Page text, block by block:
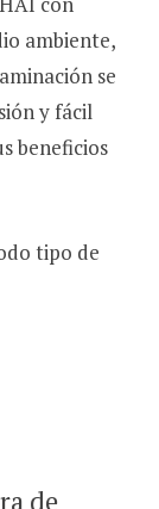
ambiente,
se
y fácil
beneficios
tipo de
de